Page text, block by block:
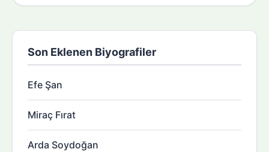
Son Eklenen Biyografiler
Efe Şan
Miraç Fırat
Arda Soydoğan